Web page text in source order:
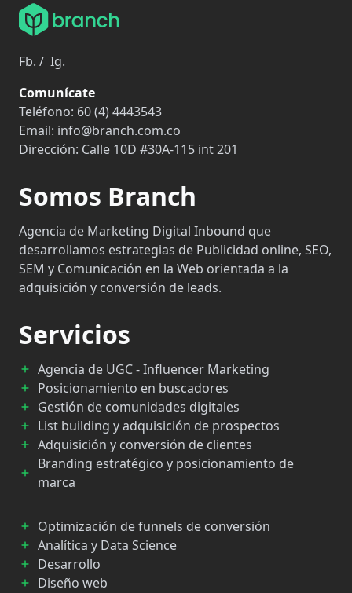
Fb. / Ig.
Comunícate
Teléfono: 60 (4) 4443543
Email: info@branch.com.co
Dirección: Calle 10D #30A-115 int 201
Somos Branch
Agencia de Marketing Digital Inbound que
desarrollamos estrategias de Publicidad online, SEO,
SEM y Comunicación en la Web orientada a la
adquisición y conversión de leads.
Servicios
Agencia de UGC - Influencer Marketing
Posicionamiento en buscadores
Gestión de comunidades digitales
List building y adquisición de prospectos
Adquisición y conversión de clientes
Branding estratégico y posicionamiento de
marca
Optimización de funnels de conversión
Analítica y Data Science
Desarrollo
Diseño web